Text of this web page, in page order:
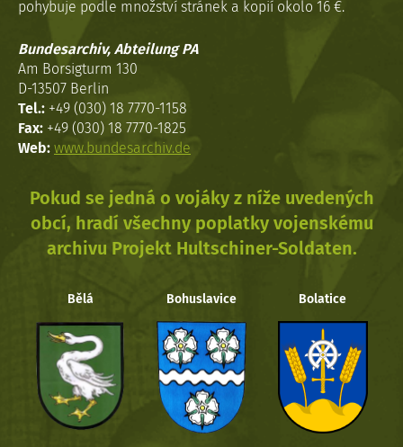
pohybuje podle množství stránek a kopií okolo 16 €.
Bundesarchiv, Abteilung PA
Am Borsigturm 130
D-13507 Berlin
Tel.: +49 (030) 18 7770-1158
Fax: +49 (030) 18 7770-1825
Web: www.bundesarchiv.de
Pokud se jedná o vojáky z níže uvedených
obcí, hradí všechny poplatky vojenskému
archivu Projekt Hultschiner-Soldaten.
Bělá Bohuslavice Bolatice